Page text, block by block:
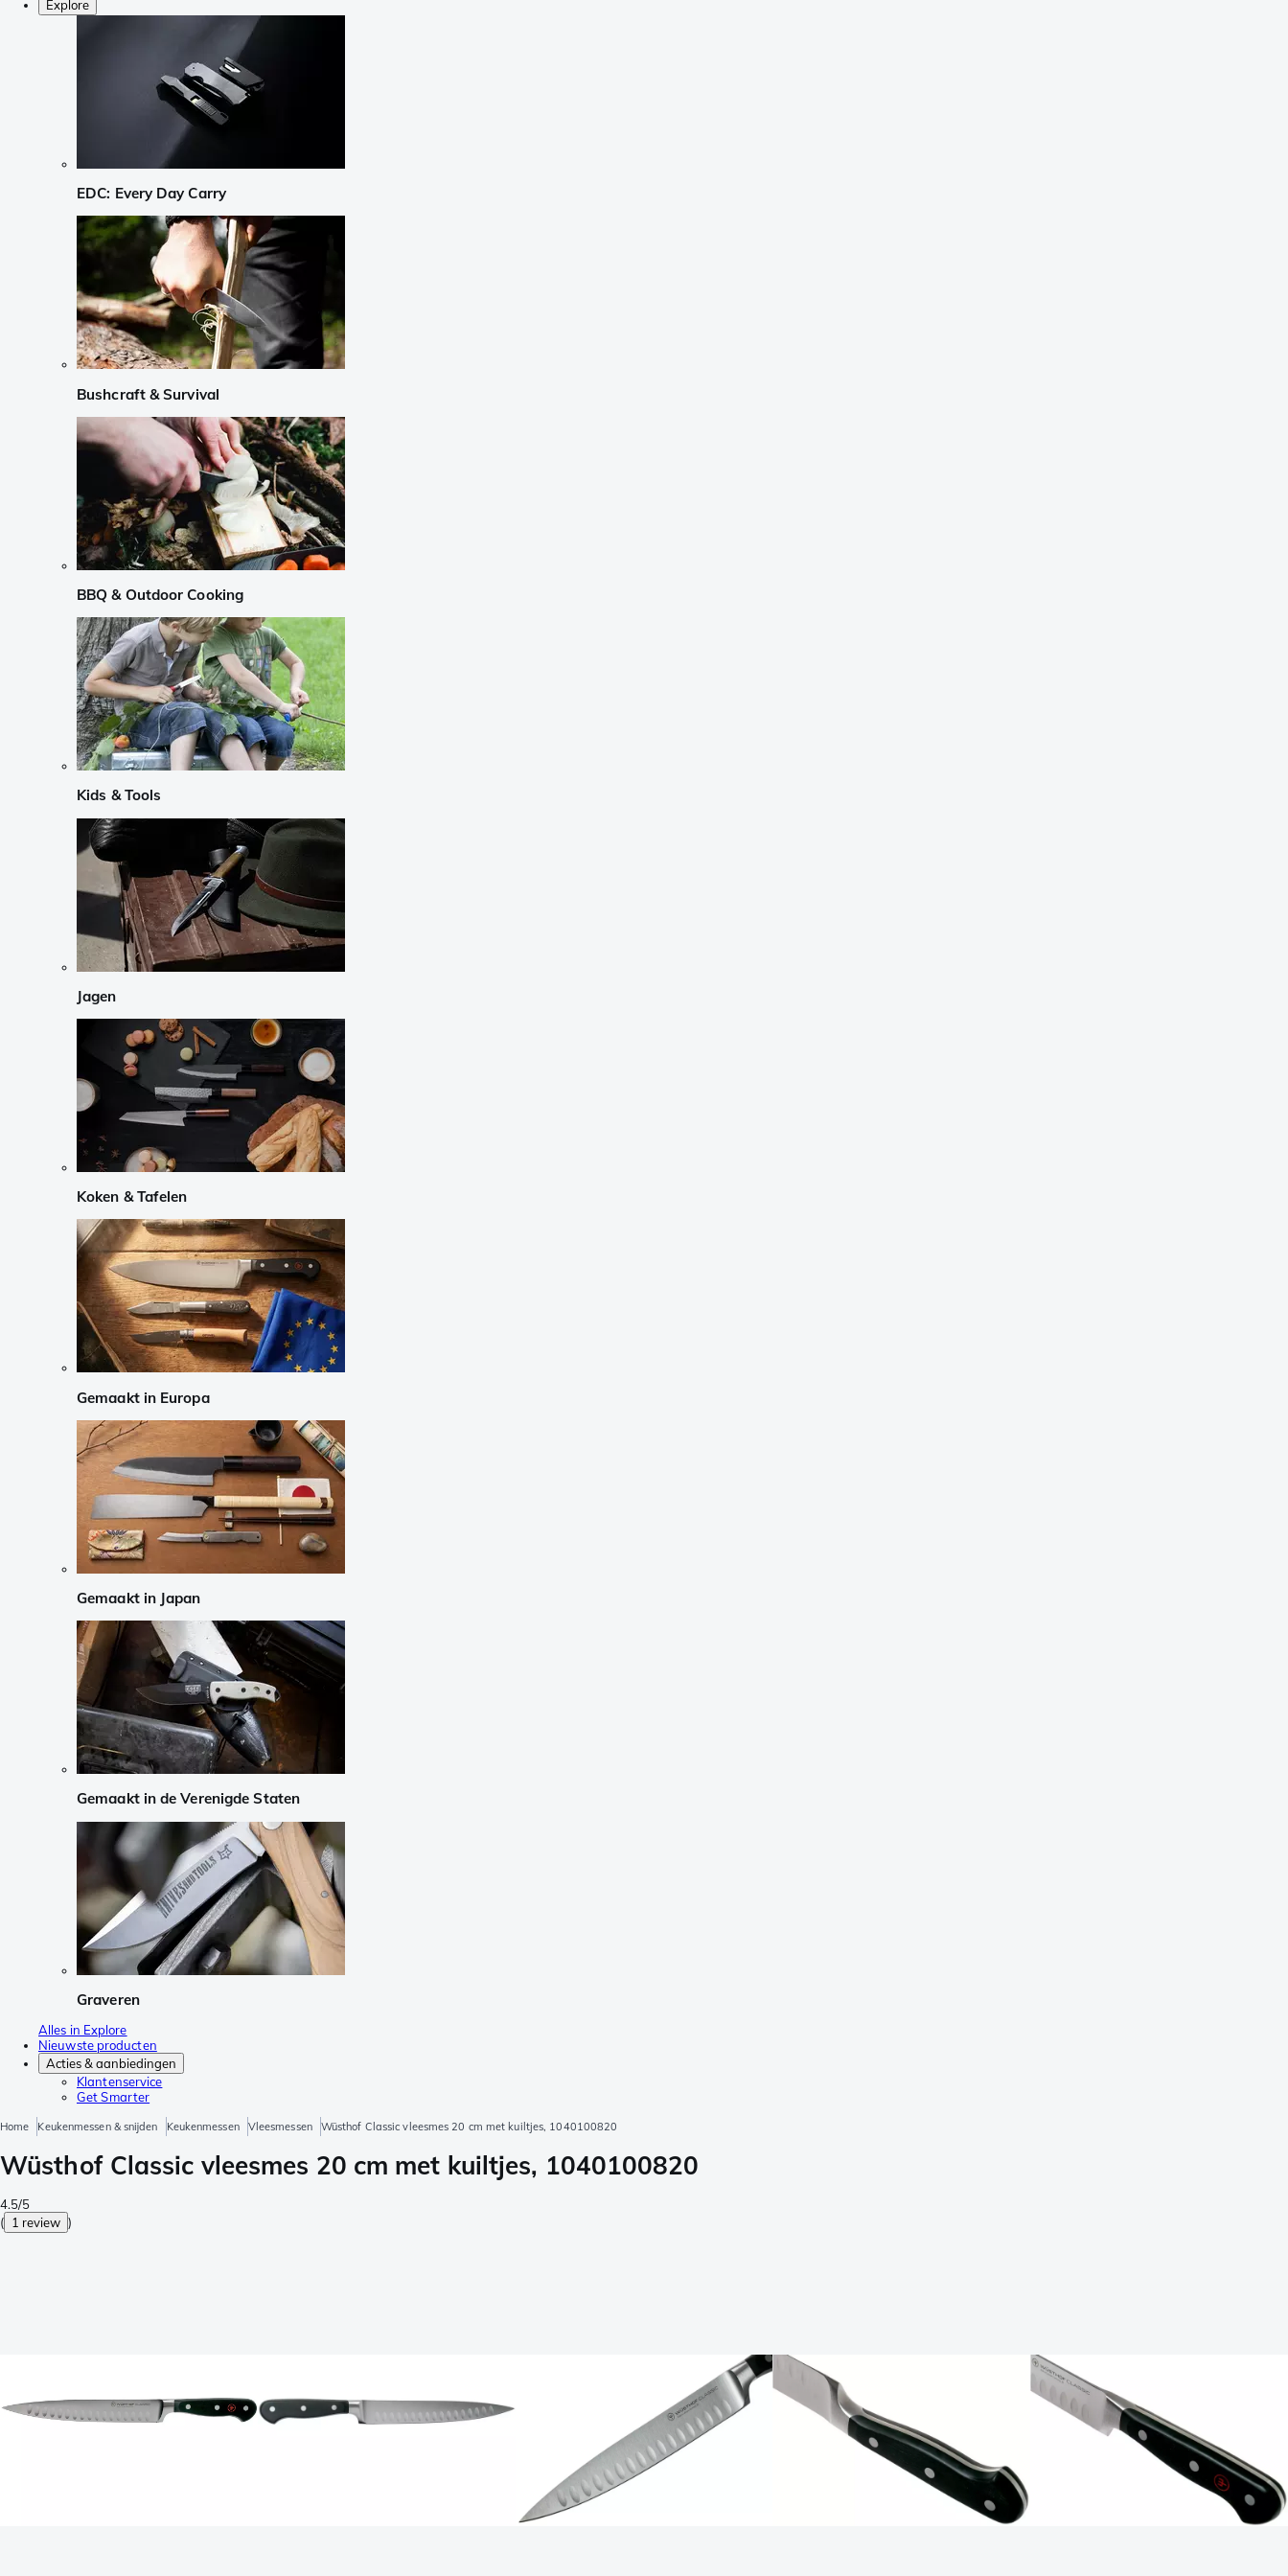
Explore
EDC: Every Day Carry
Bushcraft & Survival
BBQ & Outdoor Cooking
Kids & Tools
Jagen
Koken & Tafelen
Gemaakt in Europa
Gemaakt in Japan
Gemaakt in de Verenigde Staten
Graveren
Alles in Explore
Nieuwste producten
Acties & aanbiedingen
Klantenservice
Get Smarter
Home Keukenmessen & snijden Keukenmessen Vleesmessen Wüsthof Classic vleesmes 20 cm met kuiltjes, 1040100820
Wüsthof Classic vleesmes 20 cm met kuiltjes, 1040100820
4.5/5
( 1 review )